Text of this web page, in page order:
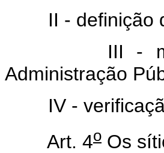
II - definição
III -
Administração
IV - verificação
Art. 4o Os